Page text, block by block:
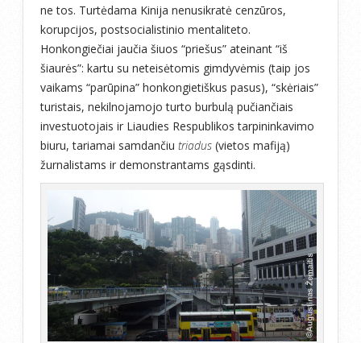
ne tos. Turtėdama Kinija nenusikratė cenzūros,
korupcijos, postsocialistinio mentaliteto.
Honkongiečiai jaučia šiuos “priešus” ateinant “iš
šiaurės”: kartu su neteisėtomis gimdyvėmis (taip jos
vaikams “parūpina” honkongietiškus pasus), “skėriais”
turistais, nekilnojamojo turto burbulą pučiančiais
investuotojais ir Liaudies Respublikos tarpininkavimo
biuru, tariamai samdančiu triadus (vietos mafiją)
žurnalistams ir demonstrantams gąsdinti.